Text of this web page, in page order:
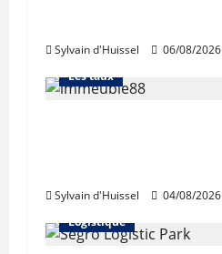
Sylvain d'Huissel 06/08/2026
L'avis des courtiers
Les taux
Sylvain d'Huissel 04/08/2026
Immo d'entreprise
Logistique